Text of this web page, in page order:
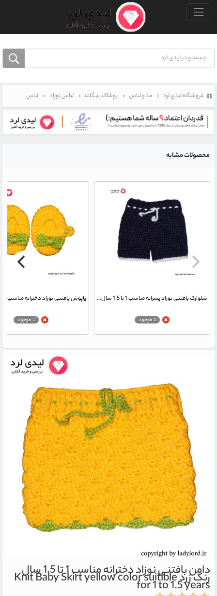
منو بالا
فروشگاه لیدی لرد مد و لباس پوشاک بچگانه لباس نوزاد لباس
محصولات مشابه
شلوارک بافتنی نوزاد پسرانه مناسب 1 تا 1.5 سال رنگ سرمه ای-سفید
دامن بافتنی نوزاد دخترانه مناسب 1 تا 1.5 سال رنگ زردKnit Baby Skirt yellow color suitible
for 1 to 1.5 years